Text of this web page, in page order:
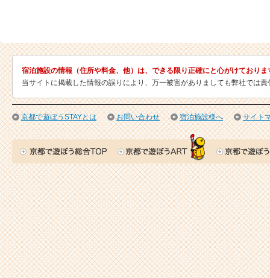
宿泊施設の情報（住所や料金、他）は、できる限り正確にと心がけており
当サイトに掲載した情報の誤りにより、万一被害がありましても弊社では
京都で遊ぼうSTAYとは お問い合わせ 宿泊施設様へ サイト